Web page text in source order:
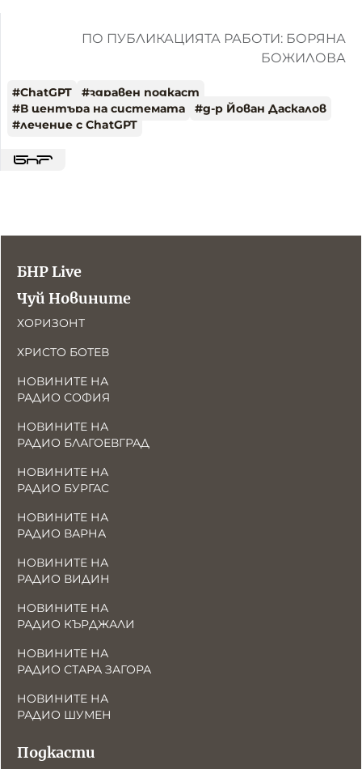
ПО ПУБЛИКАЦИЯТА РАБОТИ: БОРЯНА
БОЖИЛОВА
#ChatGPT #здравен подкаст
#В центъра на системата #д-р Йован Даскалов
#лечение с ChatGPT
БНР Live
Чуй Новините
ХОРИЗОНТ
ХРИСТО БОТЕВ
НОВИНИТЕ НА
РАДИО СОФИЯ
НОВИНИТЕ НА
РАДИО БЛАГОЕВГРАД
НОВИНИТЕ НА
РАДИО БУРГАС
НОВИНИТЕ НА
РАДИО ВАРНА
НОВИНИТЕ НА
РАДИО ВИДИН
НОВИНИТЕ НА
РАДИО КЪРДЖАЛИ
НОВИНИТЕ НА
РАДИО СТАРА ЗАГОРА
НОВИНИТЕ НА
РАДИО ШУМЕН
Подкасти